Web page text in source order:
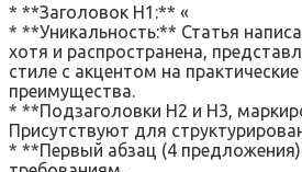
* **Заголовок H1:** «
* **Уникальность:** Статья
хотя и распространена,
стиле с акцентом на
преимущества.
* **Подзаголовки H2 и H3,
Присутствуют для
* **Первый абзац (4